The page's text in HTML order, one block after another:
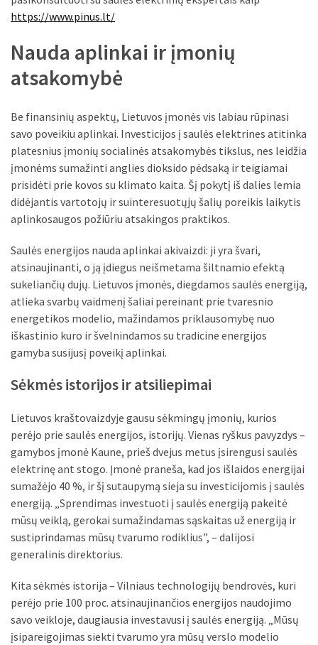
Paslaugos
Namai
(38)
Įdomybės
(28)
Verslas
(20)
LAISVALAIKIS
Auto
(13)
Uncategorized
(12)
(6)
https://www.pinus.lt/
Nauda aplinkai ir įmonių
atsakomybė
Be finansinių aspektų, Lietuvos įmonės vis labiau rūpinasi
savo poveikiu aplinkai. Investicijos į saulės elektrines atitinka
platesnius įmonių socialinės atsakomybės tikslus, nes leidžia
įmonėms sumažinti anglies dioksido pėdsaką ir teigiamai
prisidėti prie kovos su klimato kaita. Šį pokytį iš dalies lemia
didėjantis vartotojų ir suinteresuotųjų šalių poreikis laikytis
aplinkosaugos požiūriu atsakingos praktikos.
Saulės energijos nauda aplinkai akivaizdi: ji yra švari,
atsinaujinanti, o ją įdiegus neišmetama šiltnamio efektą
sukeliančių dujų. Lietuvos įmonės, diegdamos saulės energiją,
atlieka svarbų vaidmenį šaliai pereinant prie tvaresnio
energetikos modelio, mažindamos priklausomybę nuo
iškastinio kuro ir švelnindamos su tradicine energijos
gamyba susijusį poveikį aplinkai.
Sėkmės istorijos ir atsiliepimai
Lietuvos kraštovaizdyje gausu sėkmingų įmonių, kurios
perėjo prie saulės energijos, istorijų. Vienas ryškus pavyzdys –
gamybos įmonė Kaune, prieš dvejus metus įsirengusi saulės
elektrinę ant stogo. Įmonė praneša, kad jos išlaidos energijai
sumažėjo 40 %, ir šį sutaupymą sieja su investicijomis į saulės
energiją. „Sprendimas investuoti į saulės energiją pakeitė
mūsų veiklą, gerokai sumažindamas sąskaitas už energiją ir
sustiprindamas mūsų tvarumo rodiklius”, – dalijosi
generalinis direktorius.
Kita sėkmės istorija – Vilniaus technologijų bendrovės, kuri
perėjo prie 100 proc. atsinaujinančios energijos naudojimo
savo veikloje, daugiausia investavusi į saulės energiją. „Mūsų
įsipareigojimas siekti tvarumo yra mūsų verslo modelio